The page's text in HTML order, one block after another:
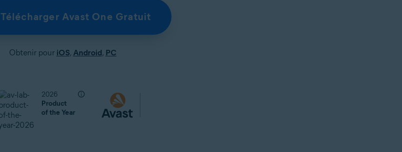
Télécharger Avast One Gratuit
Obtenir pour iOS, Android, PC
2026
Product
of the Year